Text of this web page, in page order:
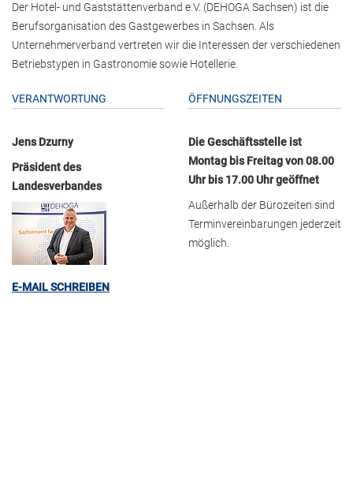
Der Hotel- und Gaststättenverband e.V. (DEHOGA Sachsen) ist die
Berufsorganisation des Gastgewerbes in Sachsen. Als
Unternehmerverband vertreten wir die Interessen der verschiedenen
Betriebstypen in Gastronomie sowie Hotellerie.
VERANTWORTUNG
Jens Dzurny
Präsident des
Landesverbandes
E-MAIL SCHREIBEN
ÖFFNUNGSZEITEN
Die Geschäftsstelle ist
Montag bis Freitag von 08.00
Uhr bis 17.00 Uhr geöffnet
Außerhalb der Bürozeiten sind
Terminvereinbarungen jederzeit
möglich.